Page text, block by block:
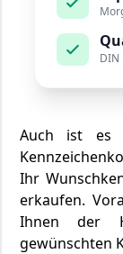
DIN
Auch ist es
Ihr
erkaufen.
Ihnen der
gewünschten